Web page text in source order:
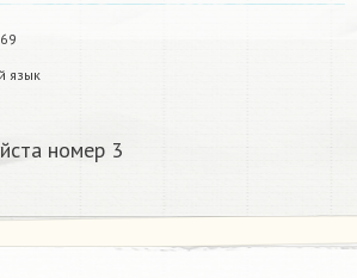
язык
номер 3